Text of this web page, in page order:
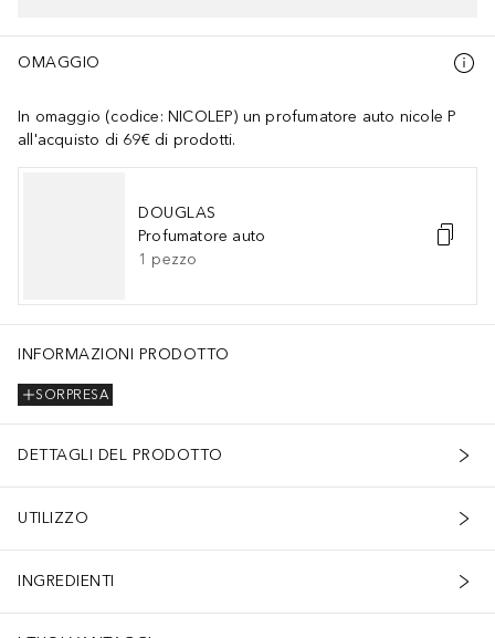
OMAGGIO
In omaggio (codice: NICOLEP) un profumatore auto nicole P
all'acquisto di 69€ di prodotti.
DOUGLAS
Profumatore auto
1 pezzo
INFORMAZIONI PRODOTTO
SORPRESA
DETTAGLI DEL PRODOTTO
UTILIZZO
INGREDIENTI